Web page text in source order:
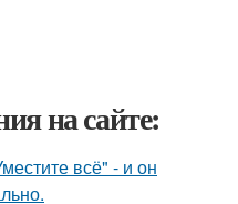
на сайте:
всё" - и он